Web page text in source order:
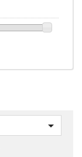
